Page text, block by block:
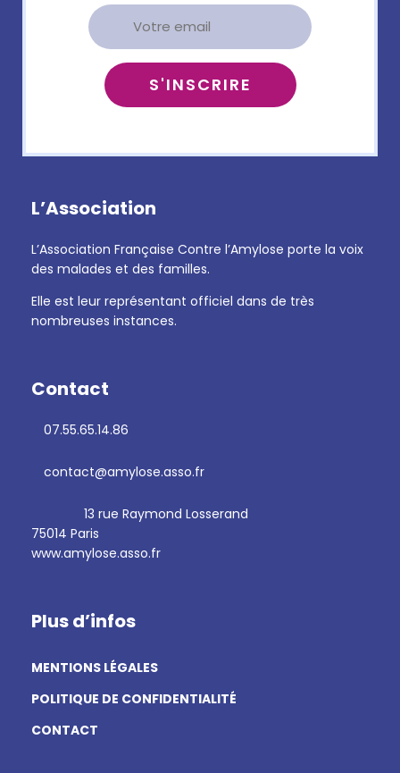
L’Association
L’Association Française Contre l’Amylose porte la voix
des malades et des familles.
Elle est leur représentant officiel dans de très
nombreuses instances.
Contact
07.55.65.14.86
contact@amylose.asso.fr
13 rue Raymond Losserand
75014 Paris
www.amylose.asso.fr
Plus d’infos
MENTIONS LÉGALES
POLITIQUE DE CONFIDENTIALITÉ
CONTACT